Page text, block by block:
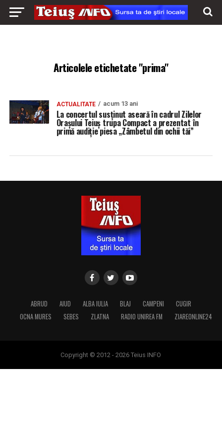
Articolele etichetate "prima"
ACTUALITATE acum 13 ani
La concertul susținut aseară în cadrul Zilelor
Oraşului Teiuș trupa Compact a prezentat în
primă audiție piesa „Zâmbetul din ochii tăi”
ABRUD AIUD ALBA IULIA BLAJ CAMPENI
CUGIR
OCNA MURES
SEBES ZLATNA RADIO UNIREA FM ZIAREONLINE24
Copyright © 2012 - 2026 Teius INFO